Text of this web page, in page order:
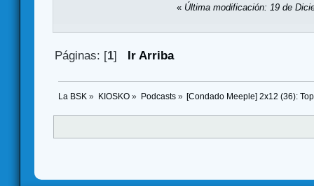
« Última modificación: 19 de
Páginas: [1] Ir Arriba
La BSK » KIOSKO» Podcasts» [Condado Meeple] 2x12 (36):